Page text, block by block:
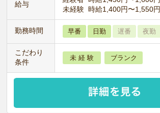
給与
未経験 時給1,400円〜1,550円
勤務時間 早番 日勤 遅番 夜勤
こだわり
条件
未 経 験 ブランク